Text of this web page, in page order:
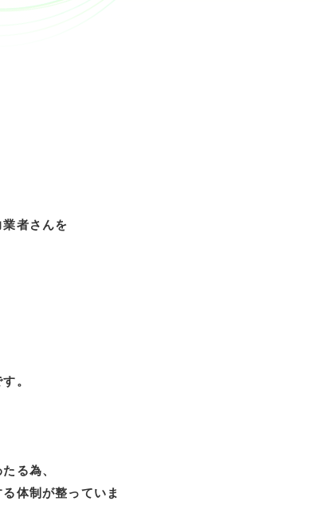
者さんを
。
る為、
体制が整っていま